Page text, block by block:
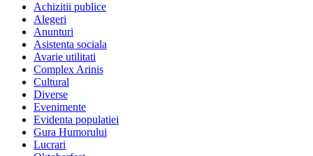
Achizitii publice
Alegeri
Anunturi
Asistenta sociala
Avarie utilitati
Complex Arinis
Cultural
Diverse
Evenimente
Evidenta populatiei
Gura Humorului
Lucrari